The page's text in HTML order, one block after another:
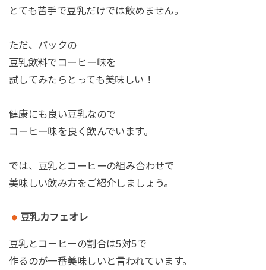
とても苦手で豆乳だけでは飲めません。
ただ、パックの
豆乳飲料でコーヒー味を
試してみたらとっても美味しい！
健康にも良い豆乳なので
コーヒー味を良く飲んでいます。
では、豆乳とコーヒーの組み合わせで
美味しい飲み方をご紹介しましょう。
豆乳カフェオレ
豆乳とコーヒーの割合は5対5で
作るのが一番美味しいと言われています。